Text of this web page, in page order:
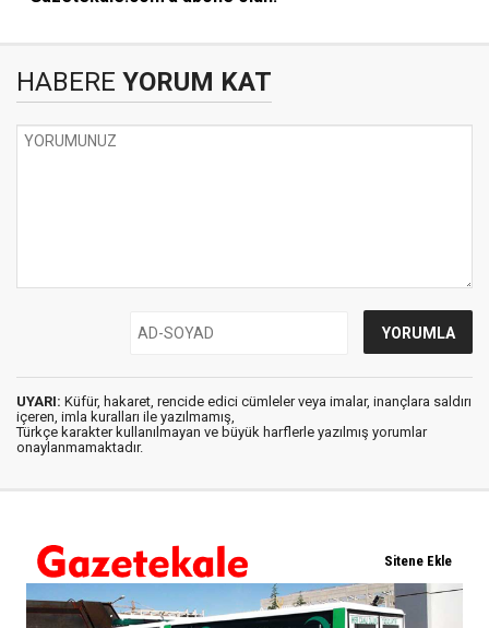
HABERE YORUM KAT
UYARI: Küfür, hakaret, rencide edici cümleler veya imalar, inançlara saldırı
içeren, imla kuralları ile yazılmamış,
Türkçe karakter kullanılmayan ve büyük harflerle yazılmış yorumlar
onaylanmamaktadır.